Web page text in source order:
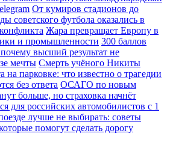
От кумиров стадионов до
советского футбола оказались в
Жара превращает Европу в
и промышленности 300 баллов
высший результат не
мечты Смерть учёного Никиты
на парковке: что известно о трагедии
без ответа ОСАГО по новым
больше, но страховка начнёт
для российских автомобилистов с 1
лучше не выбирать: советы
помогут сделать дорогу